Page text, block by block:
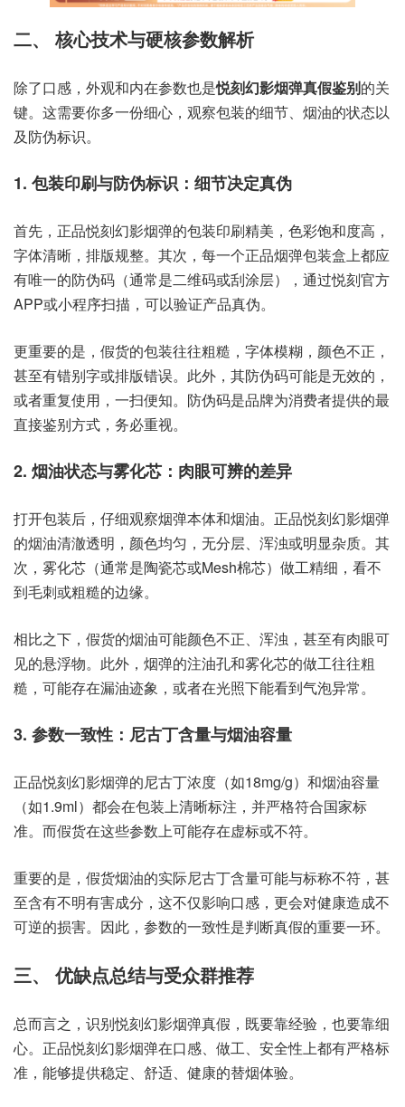
二、 核心技术与硬核参数解析
除了口感，外观和内在参数也是悦刻幻影烟弹真假鉴别的关
键。这需要你多一份细心，观察包装的细节、烟油的状态以
及防伪标识。
1. 包装印刷与防伪标识：细节决定真伪
首先，正品悦刻幻影烟弹的包装印刷精美，色彩饱和度高，
字体清晰，排版规整。其次，每一个正品烟弹包装盒上都应
有唯一的防伪码（通常是二维码或刮涂层），通过悦刻官方
APP或小程序扫描，可以验证产品真伪。
更重要的是，假货的包装往往粗糙，字体模糊，颜色不正，
甚至有错别字或排版错误。此外，其防伪码可能是无效的，
或者重复使用，一扫便知。防伪码是品牌为消费者提供的最
直接鉴别方式，务必重视。
2. 烟油状态与雾化芯：肉眼可辨的差异
打开包装后，仔细观察烟弹本体和烟油。正品悦刻幻影烟弹
的烟油清澈透明，颜色均匀，无分层、浑浊或明显杂质。其
次，雾化芯（通常是陶瓷芯或Mesh棉芯）做工精细，看不
到毛刺或粗糙的边缘。
相比之下，假货的烟油可能颜色不正、浑浊，甚至有肉眼可
见的悬浮物。此外，烟弹的注油孔和雾化芯的做工往往粗
糙，可能存在漏油迹象，或者在光照下能看到气泡异常。
3. 参数一致性：尼古丁含量与烟油容量
正品悦刻幻影烟弹的尼古丁浓度（如18mg/g）和烟油容量
（如1.9ml）都会在包装上清晰标注，并严格符合国家标
准。而假货在这些参数上可能存在虚标或不符。
重要的是，假货烟油的实际尼古丁含量可能与标称不符，甚
至含有不明有害成分，这不仅影响口感，更会对健康造成不
可逆的损害。因此，参数的一致性是判断真假的重要一环。
三、 优缺点总结与受众群推荐
总而言之，识别悦刻幻影烟弹真假，既要靠经验，也要靠细
心。正品悦刻幻影烟弹在口感、做工、安全性上都有严格标
准，能够提供稳定、舒适、健康的替烟体验。